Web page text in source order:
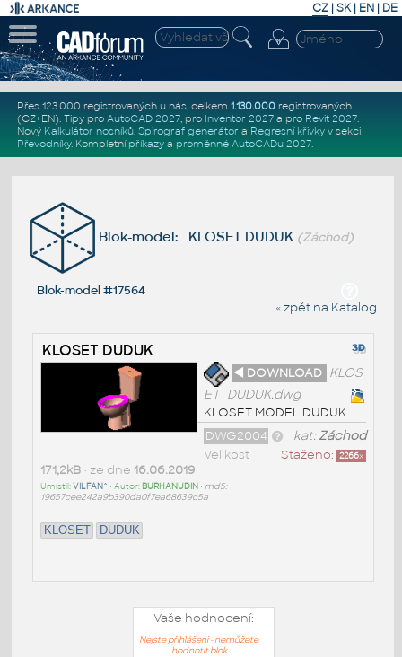
CZ | SK| EN | DE
Přes 123.000 registrovaných u nás, celkem 1.130.000registrovaných
(CZ+EN). Tipy pro AutoCAD 2027, pro Inventor 2027a pro Revit 2027.
Nový Kalkulátor nosníků, Spirograf generátor a Regresní křivkyv sekci
Převodníky. Kompletní příkazya proměnné AutoCADu 2027.
Blok-model: KLOSET DUDUK (Záchod)
Blok-model #17564
« zpět na Katalog
KLOSET DUDUK
◄ DOWNLOAD KLOS
ET_DUDUK.dwg
KLOSET MODEL DUDUK
kat:Záchod
DWG2004
Staženo: 2266x
Velikost
171,2kB• ze dne 16.06.2019
Umístil:VILFAN^ • Autor: BURHANUDIN• md5:
19657cee242a9b390da0f7ea68639c5a
KLOSET DUDUK
Vaše hodnocení:
Nejste přihlášeni - nemůžete
hodnotit blok